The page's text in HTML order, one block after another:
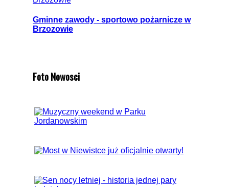
Gminne zawody - sportowo pożarnicze w
Brzozowie
Foto Nowosci